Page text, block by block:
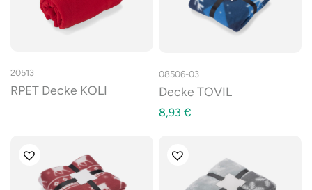
20513
RPET Decke KOLI
08506-03
Decke TOVIL
8,93 €